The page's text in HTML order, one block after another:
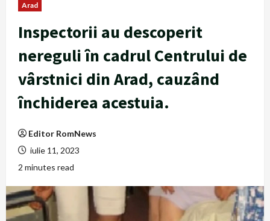
Arad
Inspectorii au descoperit
nereguli în cadrul Centrului de
vârstnici din Arad, cauzând
închiderea acestuia.
Editor RomNews
iulie 11, 2023
2 minutes read